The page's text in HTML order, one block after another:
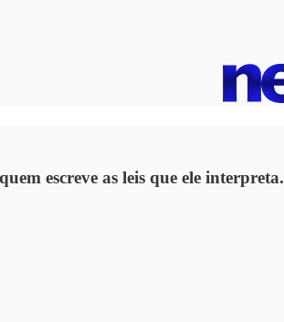
escreve as leis que ele interpreta.